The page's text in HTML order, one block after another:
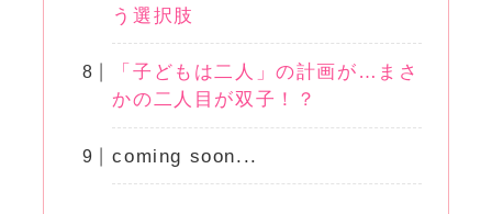
う選択肢
「子どもは二人」の計画が…まさ
かの二人目が双子！？
coming soon...